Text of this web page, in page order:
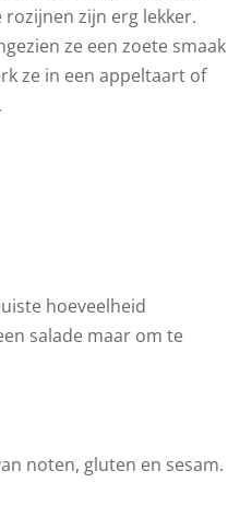
zijn erg lekker.
ze een zoete smaak
ze in een appeltaart of
hoeveelheid
salade maar om te
noten, gluten en sesam.